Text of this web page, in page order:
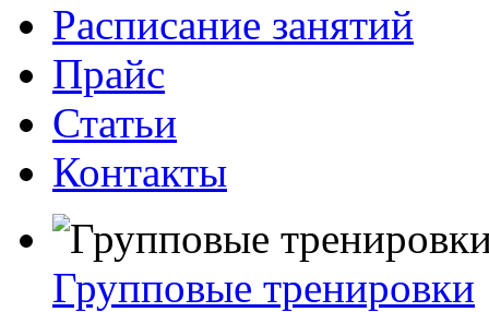
Расписание занятий
Прайс
Статьи
Контакты
Групповые тренировки